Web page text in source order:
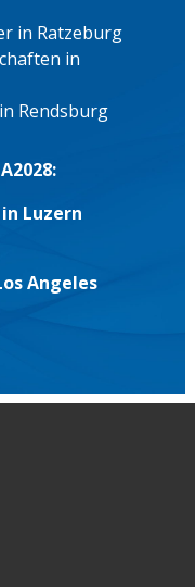
in Ratzeburg
in
Rendsburg
Luzern
Angeles